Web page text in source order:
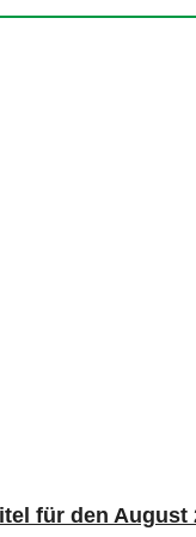
für den August